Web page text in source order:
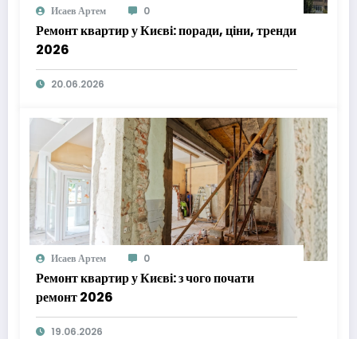
Исаев Артем 0
Ремонт квартир у Києві: поради, ціни, тренди
2026
20.06.2026
Исаев Артем 0
Ремонт квартир у Києві: з чого почати
ремонт 2026
19.06.2026